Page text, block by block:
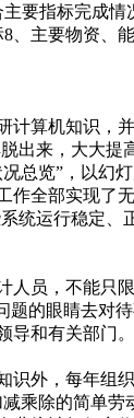
要指标完成
主要物资、
算机知识，
出来，大大
总览”，以幻
全部实现了
统运行稳定
员，不能只
的眼睛去对
和有关部门
外，每年组
乘除的简单劳